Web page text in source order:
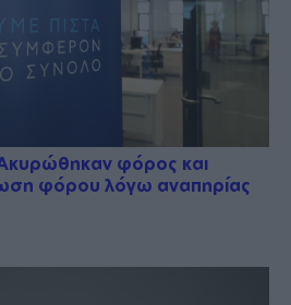
φόρος και
φόρου λόγω αναπηρίας